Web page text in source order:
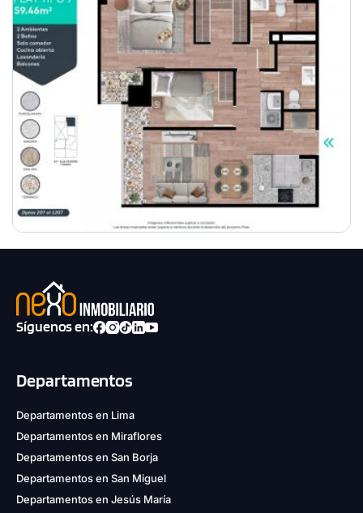
Síguenos en:
Departamentos
Departamentos en Lima
Departamentos en Miraflores
Departamentos en San Borja
Departamentos en San Miguel
Departamentos en Jesús María